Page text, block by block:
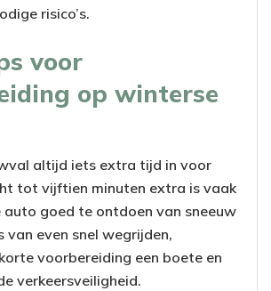
risico’s.
voor
op winterse
altijd iets extra tijd in voor
tot vijftien minuten extra is vaak
auto goed te ontdoen van sneeuw
van even snel wegrijden,
voorbereiding een boete en
verkeersveiligheid.